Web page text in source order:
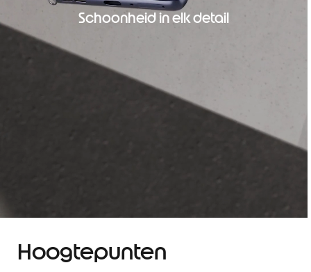
Schoonheid in elk detail
Hoogtepunten